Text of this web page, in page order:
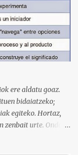
de reproducción
lectura,
@AnaG88/playlists
es el de
. El canal
con muchísimos
podemos dividir un
etc. h...
ere aldatu goaz.
bidaiatzeko;
egiteko. Hortaz,
zenbait urte. Ondoko